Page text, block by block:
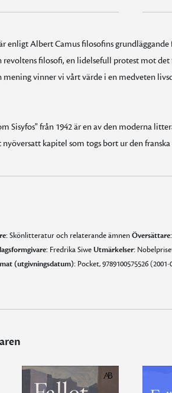
enligt Albert Camus filosofins
revoltens filosofi, en lidelsefull protest mot
mening vinner vi vårt värde i en medveten
Sisyfos" från 1942 är en av den moderna
kapitel som togs bort ur den
Skönlitteratur och relaterande ämnenÖversättare:
Fredrika Siwe Utmärkelser:
(utgivningsdatum):Pocket, 9789100575526